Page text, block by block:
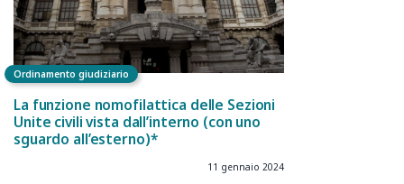
Ordinamento giudiziario
La funzione nomofilattica delle Sezioni
Unite civili vista dall’interno (con uno
sguardo all’esterno)*
11 gennaio 2024